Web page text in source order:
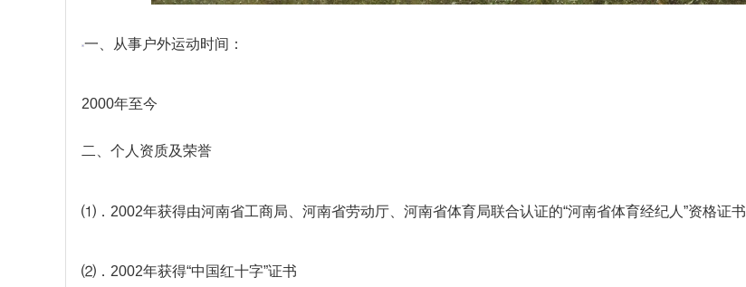
一、从事户外运动时间：
2000年至今
二、个人资质及荣誉
⑴．2002年获得由河南省工商局、河南省劳动厅、河南省体育局联合认证的“河南省体育经纪人”资格证书
⑵．2002年获得“中国红十字”证书